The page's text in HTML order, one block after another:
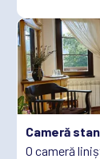
Cameră
O cameră